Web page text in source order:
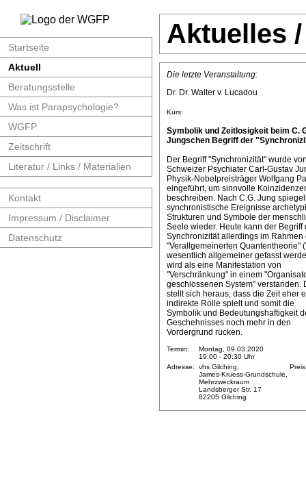
Startseite
Aktuell
Beratungsstelle
Was ist Parapsychologie?
WGFP
Zeitschrift
Literatur / Links / Materialien
Kontakt
Impressum / Disclaimer
Datenschutz
Aktuelles
Die letzte Veranstaltung:
Dr. Dr. Walter v. Lucadou
Kurs:
Symbolik und Zeitlosigkeit beim C.
Jungschen Begriff der
Der Begriff "Synchronizität" wurde
Schweizer Psychiater Carl-Gustav
Physik-Nobelpreisträger Wolfgang
eingeführt, um sinnvolle
beschreiben. Nach C.G. Jung
synchronistische Ereignisse
Strukturen und Symbole der
Seele wieder. Heute kann der Begriff
Synchronizität allerdings im Rahmen
"Verallgemeinerten Quantentheorie"
wesentlich allgemeiner gefasst
wird als eine Manifestation von
"Verschränkung" in einem
geschlossenen System" verstanden.
stellt sich heraus, dass die Zeit eher
indirekte Rolle spielt und somit die
Symbolik und Bedeutungshaftigkeit
Geschehnisses noch mehr in den
Vordergrund rücken.
Termin:
Montag, 09.03.2020
19:00 - 20:30 Uhr
Adresse:
vhs Gilching,
James-Kruess-Grundschule,
Mehrzweckraum
Landsberger Str. 17
82205 Gilching